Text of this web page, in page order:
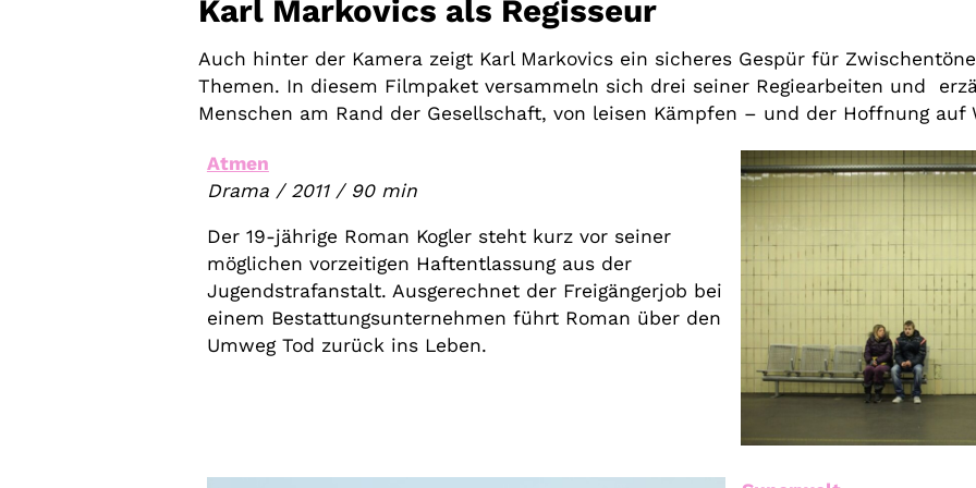
Karl Markovics als Regisseur
Auch hinter der Kamera zeigt Karl Markovics ein sicheres Gespür für
Themen. In diesem Filmpaket versammeln sich drei seiner Regiearbeiten und
Menschen am Rand der Gesellschaft, von leisen Kämpfen – und der Hoffnung auf
Atmen
Drama / 2011 / 90 min
Der 19-jährige Roman Kogler steht kurz vor seiner
möglichen vorzeitigen Haftentlassung aus der
Jugendstrafanstalt. Ausgerechnet der Freigängerjob bei
einem Bestattungsunternehmen führt Roman über den
Umweg Tod zurück ins Leben.